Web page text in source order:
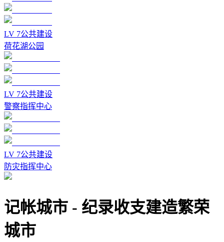
LV 7公共建设
荷花湖公园
LV 7公共建设
警察指挥中心
LV 7公共建设
防灾指挥中心
记帐城市 - 纪录收支建造繁荣
城市